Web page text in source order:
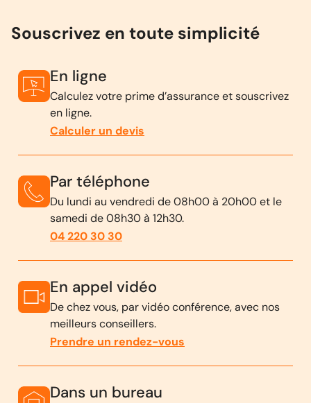
Souscrivez en toute simplicité
En ligne
Calculez votre prime d’assurance et souscrivez
en ligne.
Calculer un devis
Par téléphone
Du lundi au vendredi de 08h00 à 20h00 et le
samedi de 08h30 à 12h30.
04 220 30 30
En appel vidéo
De chez vous, par vidéo conférence, avec nos
meilleurs conseillers.
Prendre un rendez-vous
Dans un bureau